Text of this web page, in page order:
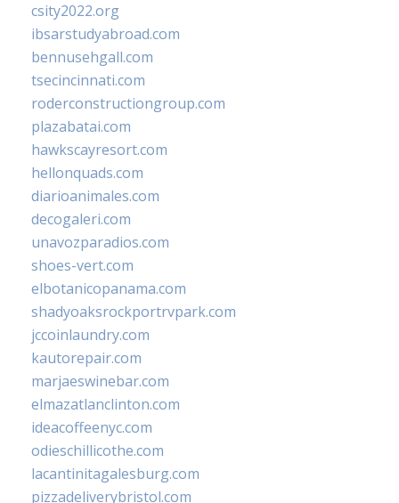
csity2022.org
ibsarstudyabroad.com
bennusehgall.com
tsecincinnati.com
roderconstructiongroup.com
plazabatai.com
hawkscayresort.com
hellonquads.com
diarioanimales.com
decogaleri.com
unavozparadios.com
shoes-vert.com
elbotanicopanama.com
shadyoaksrockportrvpark.com
jccoinlaundry.com
kautorepair.com
marjaeswinebar.com
elmazatlanclinton.com
ideacoffeenyc.com
odieschillicothe.com
lacantinitagalesburg.com
pizzadeliverybristol.com